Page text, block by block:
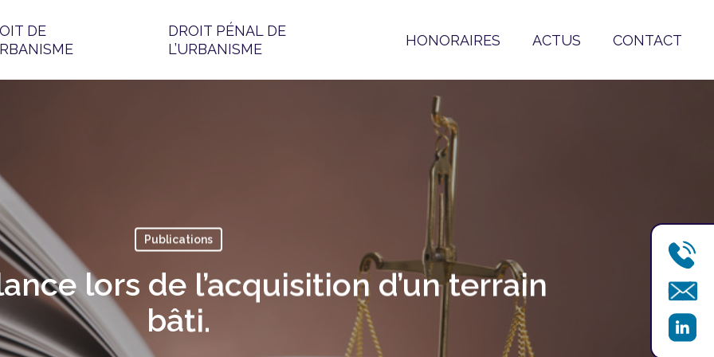
DE
DROIT PÉNAL DE
L’URBANISME
HONORAIRES ACTUS CONTACT
Publications
lors de l’acquisition d’un terrain
bâti.